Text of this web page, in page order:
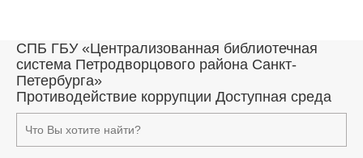
СПБ ГБУ «Централизованная библиотечная
система Петродворцового района Санкт-
Петербурга»
Противодействие коррупции Доступная среда